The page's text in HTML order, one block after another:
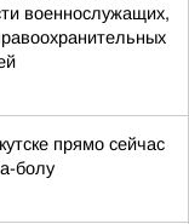
военнослужащих,
прямо сейчас
болу